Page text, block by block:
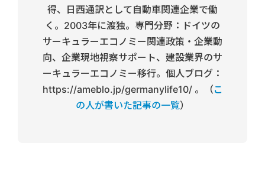
得、日西通訳として自動車関連企業で働
く。2003年に渡独。専門分野：ドイツの
サーキュラーエコノミー関連政策・企業動
向、企業現地視察サポート、建設業界のサ
ーキュラーエコノミー移行。個人ブログ：
https://ameblo.jp/germanylife10/ 。（こ
の人が書いた記事の一覧）